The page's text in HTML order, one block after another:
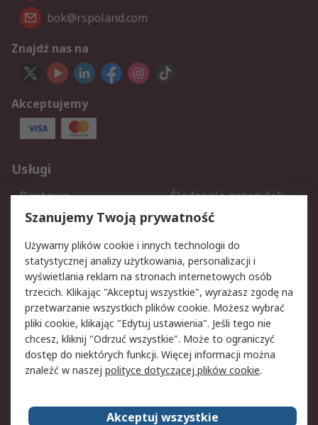
bok@rspoland.com
Znajdź nas na
Akceptujemy
Usługi
Dostawa
Śledzenie przesyłek
Reklamacje i zwroty
Rejestracja
Aspekty prawne
Bezpieczeństwo e-
maila
Polityka dotycząca
plików cookie
Polityka prywatności
Użytkowanie witryny
Zastrzeżenia prawne
Warunki Sprzedaży
Kontakt
Szanujemy Twoją prywatność
Używamy plików cookie i innych technologii do
statystycznej analizy użytkowania, personalizacji i
wyświetlania reklam na stronach internetowych osób
trzecich. Klikając "Akceptuj wszystkie", wyrażasz zgodę na
przetwarzanie wszystkich plików cookie. Możesz wybrać
pliki cookie, klikając "Edytuj ustawienia". Jeśli tego nie
chcesz, kliknij "Odrzuć wszystkie". Może to ograniczyć
dostęp do niektórych funkcji. Więcej informacji można
znaleźć w naszej polityce dotyczącej plików cookie.
Akceptuj wszystkie